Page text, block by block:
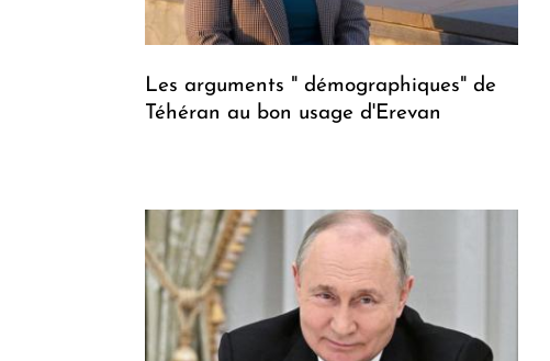
Les arguments " démographiques" de
Téhéran au bon usage d'Erevan